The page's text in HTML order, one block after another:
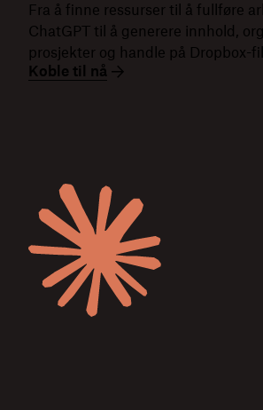
Fra å finne ressurser til å fullføre
ChatGPT til å generere innhold,
prosjekter og handle på Dropbox-
Koble til nå